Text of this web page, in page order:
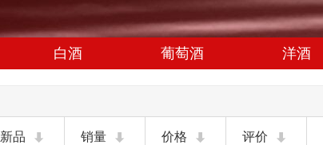
白酒 葡萄酒 洋酒
新品 销量 价格 评价